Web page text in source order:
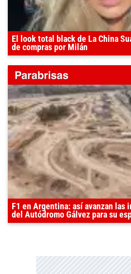
El look total black de La China
de compras por Milán
F1 en Argentina: así avanzan las
del Autódromo Gálvez para su